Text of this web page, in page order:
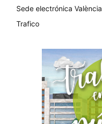
Sede electrónica València
Trafico